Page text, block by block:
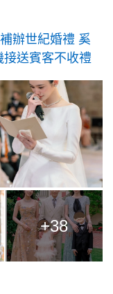
辦世紀婚禮 奚
送賓客不收禮
+38